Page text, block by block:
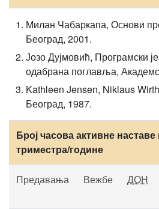
Милан Чабаркапа, Основи
Београд, 2001.
Јозо Дујмовић, Програмски
одабрана поглавља,
Kathleen Jensen, Niklaus
Београд, 1987.
Број часова активне
триместра/године
Предавања Вежбе ДОН